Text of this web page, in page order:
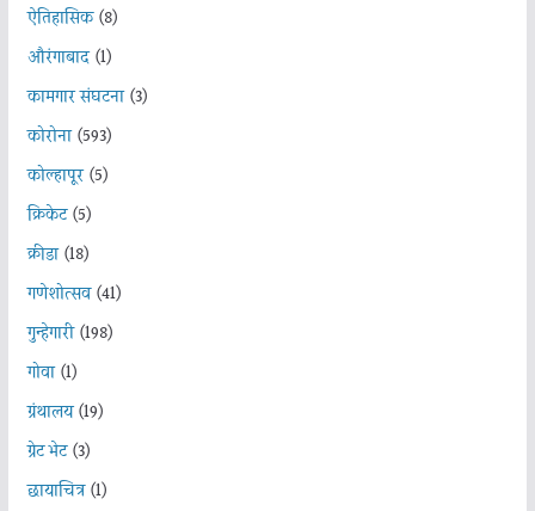
ऐतिहासिक(8)
औरंगाबाद(1)
कामगार संघटना(3)
कोरोना(593)
कोल्हापूर(5)
क्रिकेट(5)
क्रीडा(18)
गणेशोत्सव(41)
गुन्हेगारी(198)
गोवा(1)
ग्रंथालय(19)
ग्रेट भेट(3)
छायाचित्र(1)